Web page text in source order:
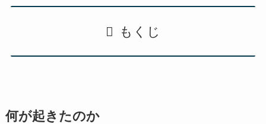
もくじ
何が起きたのか